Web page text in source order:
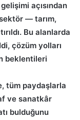
açısından
— tarım,
Bu alanlarda
çözüm yolları
beklentileri
tüm paydaşlarla
ve sanatkâr
bulduğunu